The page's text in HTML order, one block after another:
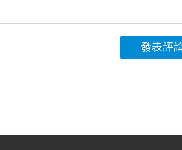
發表評